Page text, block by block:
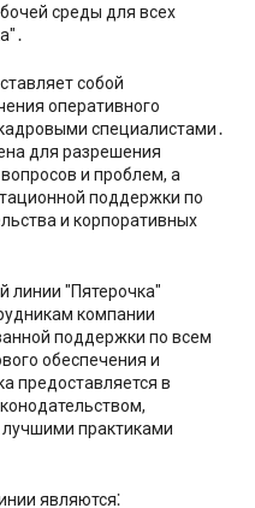
среды для всех
собой
оперативного
специалистами․
для разрешения
и проблем, а
поддержки по
и корпоративных
линии ″Пятерочка″
компании
поддержки по всем
обеспечения и
предоставляется в
практиками
являются⁚